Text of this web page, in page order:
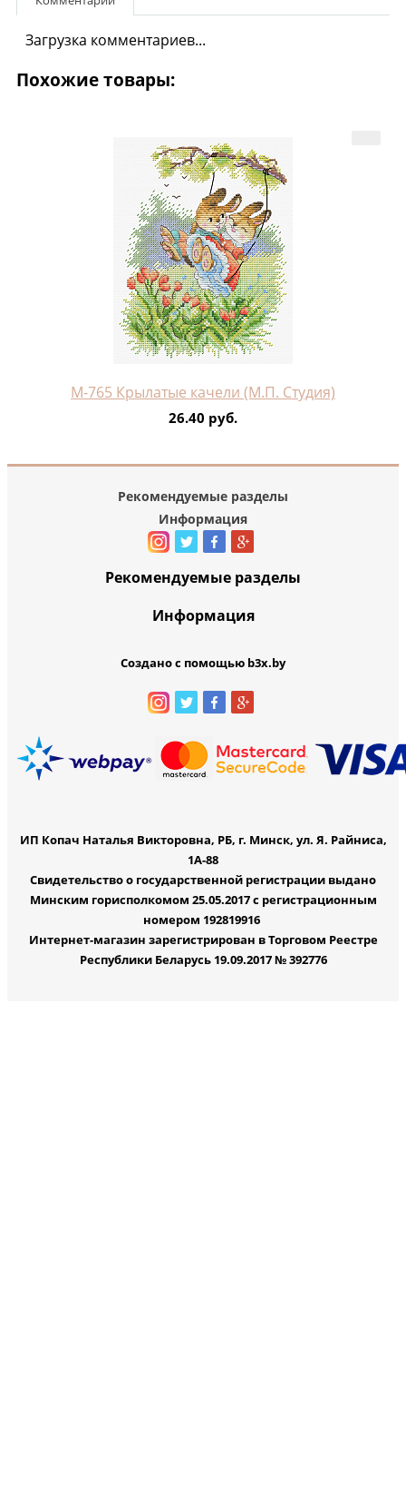
Загрузка комментариев...
Похожие товары:
М-765 Крылатые качели (М.П. Студия)
26.40 руб.
Рекомендуемые разделы
Информация
Рекомендуемые разделы
Информация
Создано с помощью b3x.by
ИП Копач Наталья Викторовна, РБ, г. Минск, ул. Я. Райниса,
1А-88
Свидетельство о государственной регистрации выдано
Минским горисполкомом 25.05.2017 с регистрационным
номером 192819916
Интернет-магазин зарегистрирован в Торговом Реестре
Республики Беларусь 19.09.2017 № 392776